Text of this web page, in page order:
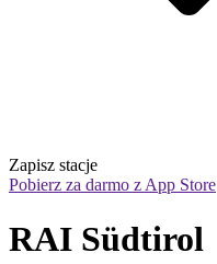
Zapisz stacje
Pobierz za darmo z App Store
RAI Südtirol